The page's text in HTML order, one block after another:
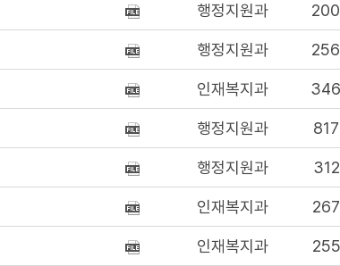
행정지원과
행정지원과
인재복지과
행정지원과
행정지원과
인재복지과
인재복지과